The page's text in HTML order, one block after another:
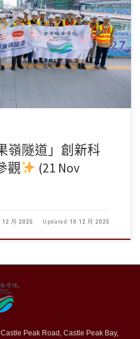
T2社區聯絡中心，跟隨工 […]
嶺隧道」創新科
觀
(21 Nov
12 月 2025 Updated 10 12 月 2025
Peak Road, Castle Peak Bay,